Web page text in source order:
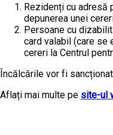
Rezidenți cu adresă
depunerea unei
Persoane cu
card valabil (care se
cereri la Centrul
Încălcările vor fi
Aflați mai multe pe site-ul